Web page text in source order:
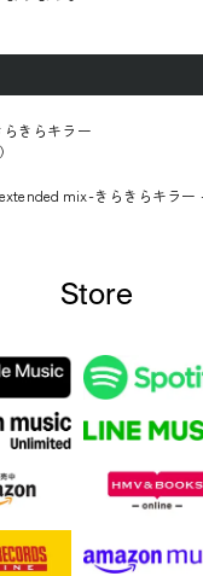
きらキラー
）
mix-きらきらキラ
Store